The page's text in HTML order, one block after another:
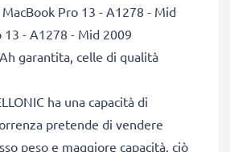
Pro 13 - A1278 - Mid
13 - A1278 - Mid 2009
garantita, celle di qualità
ha una capacità di
pretende di vendere
peso e maggiore capacità, ciò